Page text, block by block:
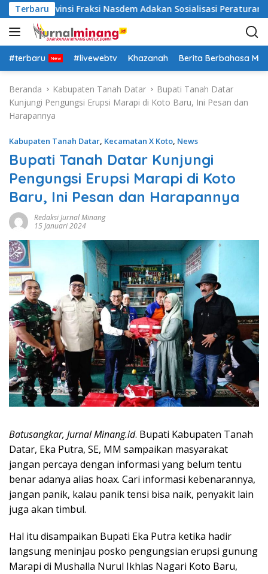
a
g
u
Terbaru
Provinsi Fraksi Nasdem Adakan Sosialisasi Peraturan
#terbaru #livewebtv Khazanah Berita Berbahasa
Beranda Kabupaten Tanah Datar
Bupati Tanah Datar
Kunjungi Pengungsi Erupsi Marapi di Koto Baru, Ini Pesan dan
Harapannya
Kabupaten Tanah Datar, Kecamatan X Koto, News
Bupati Tanah Datar Kunjungi
Pengungsi Erupsi Marapi di Koto
Baru, Ini Pesan dan Harapannya
Redaksi Jurnal Minang
15 Januari 2024
Batusangkar, Jurnal Minang.id. Bupati Kabupaten Tanah
Datar, Eka Putra, SE, MM sampaikan masyarakat
jangan percaya dengan informasi yang belum tentu
benar adanya alias hoax. Cari informasi kebenarannya,
jangan panik, kalau panik tensi bisa naik, penyakit lain
juga akan timbul.
Hal itu disampaikan Bupati Eka Putra ketika hadir
langsung meninjau posko pengungsian erupsi gunung
Marapi di Mushalla Nurul Ikhlas Nagari Koto Baru,